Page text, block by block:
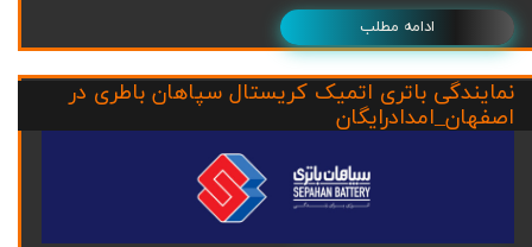
ادامه مطلب
نمایندگی باتری اتمیک کریستال سپاهان باطری در
اصفهان_امدادرایگان